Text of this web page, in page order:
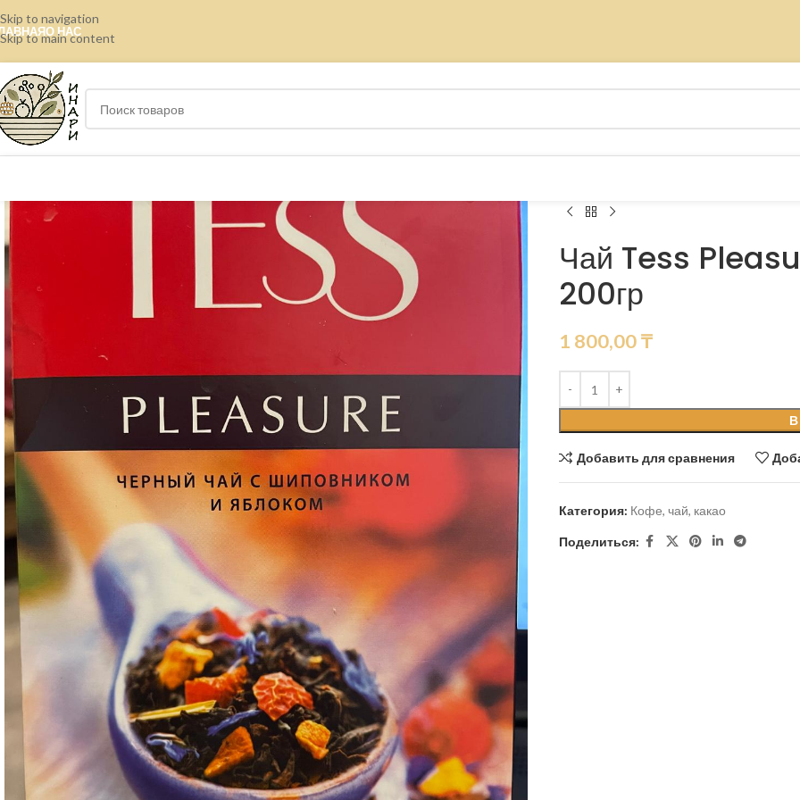
Skip to navigation
Skip to main content
О НАС
Чай Tess
200гр
1 800,00₸
Добавить для сравнения
Категория: Кофе, чай, какао
Поделиться: